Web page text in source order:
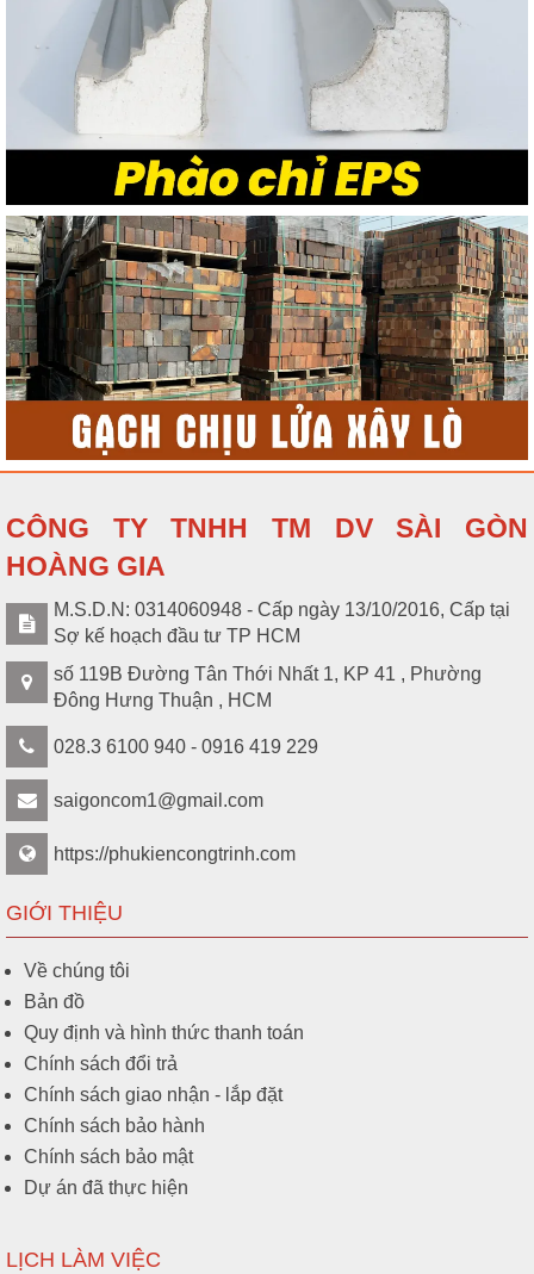
CÔNG TY TNHH TM DV SÀI GÒN
HOÀNG GIA
M.S.D.N: 0314060948 - Cấp ngày 13/10/2016, Cấp tại
Sợ kế hoạch đầu tư TP HCM
số 119B Đường Tân Thới Nhất 1, KP 41 , Phường
Đông Hưng Thuận , HCM
028.3 6100 940 - 0916 419 229
saigoncom1@gmail.com
https://phukiencongtrinh.com
GIỚI THIỆU
Về chúng tôi
Bản đồ
Quy định và hình thức thanh toán
Chính sách đổi trả
Chính sách giao nhận - lắp đặt
Chính sách bảo hành
Chính sách bảo mật
Dự án đã thực hiện
LỊCH LÀM VIỆC